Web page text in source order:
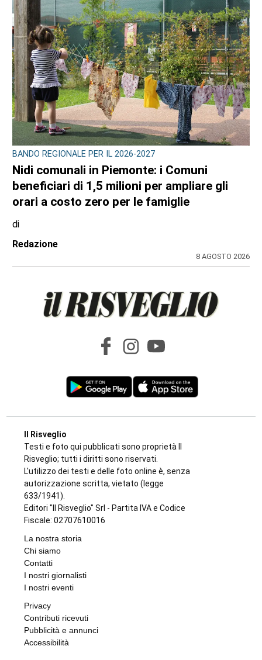
BANDO REGIONALE PER IL 2026-2027
Nidi comunali in Piemonte: i Comuni
beneficiari di 1,5 milioni per ampliare gli
orari a costo zero per le famiglie
di
Redazione
8 AGOSTO 2026
Il Risveglio
Testi e foto qui pubblicati sono proprietà Il
Risveglio; tutti i diritti sono riservati.
L'utilizzo dei testi e delle foto online è, senza
autorizzazione scritta, vietato (legge
633/1941).
Editori "Il Risveglio" Srl - Partita IVA e Codice
Fiscale: 02707610016
La nostra storia
Chi siamo
Contatti
I nostri giornalisti
I nostri eventi
Privacy
Contributi ricevuti
Pubblicità e annunci
Accessibilità